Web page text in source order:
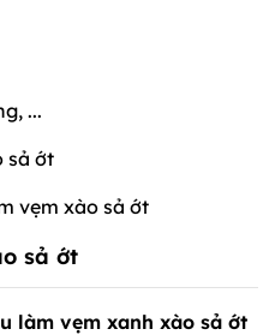
...
vẹm xào sả ớt
sả ớt
làm vẹm xanh xào sả ớt